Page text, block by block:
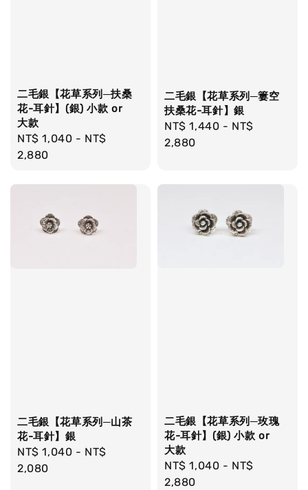
二毛銀【花草系列─扶桑
花-耳針】(銀) 小款 or
大款
Regular
price
NT$ 1,040 - NT$
2,880
二毛銀【花草系列─簍空
扶桑花-耳針】銀
Regular
price
NT$ 1,440 - NT$
2,880
二毛銀【花草系列─山茶
花-耳針】銀
Regular
price
NT$ 1,040 - NT$
2,080
二毛銀【花草系列─玫瑰
花-耳針】(銀) 小款 or
大款
Regular
price
NT$ 1,040 - NT$
2,880